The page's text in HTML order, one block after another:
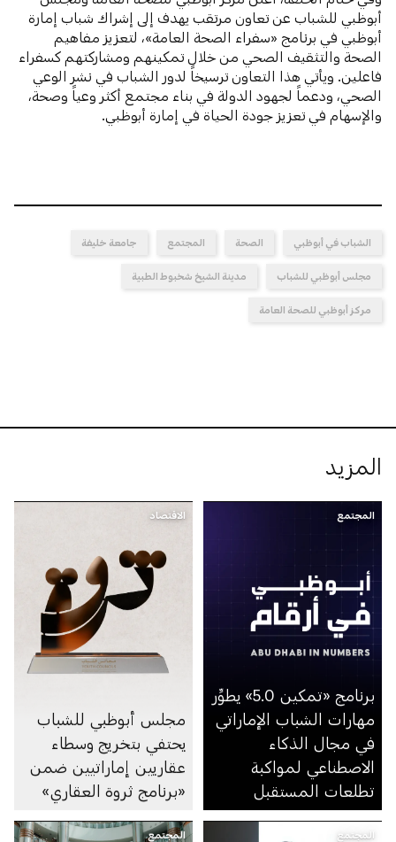
أبوظبي للشباب عن تعاون مرتقب يهدف إلى إشراك شباب إمارة
أبوظبي في برنامج «سفراء الصحة العامة»، لتعزيز مفاهيم
الصحة والتثقيف الصحي من خلال تمكينهم ومشاركتهم كسفراء
فاعلين. ويأتي هذا التعاون ترسيخاً لدور الشباب في نشر الوعي
الصحي، ودعماً لجهود الدولة في بناء مجتمع أكثر وعياً وصحة،
والإسهام في تعزيز جودة الحياة في إمارة أبوظبي.
الشباب في أبوظبي الصحة المجتمع جامعة خليفة
مجلس أبوظبي للشباب مدينة الشيخ شخبوط الطبية
مركز أبوظبي للصحة العامة
المزيد
المجتمع
برنامج «تمكين 5.0» يطوِّر
مهارات الشباب الإماراتي
في مجال الذكاء
الاصطناعي لمواكبة
تطلعات المستقبل
الاقتصاد
مجلس أبوظبي للشباب
يحتفي بتخريج وسطاء
عقاريين إماراتيين ضمن
«برنامج ثروة العقاري»
المجتمع المجتمع